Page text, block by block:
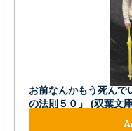
お前なんかもう死んで
の法則５０」 (双葉文